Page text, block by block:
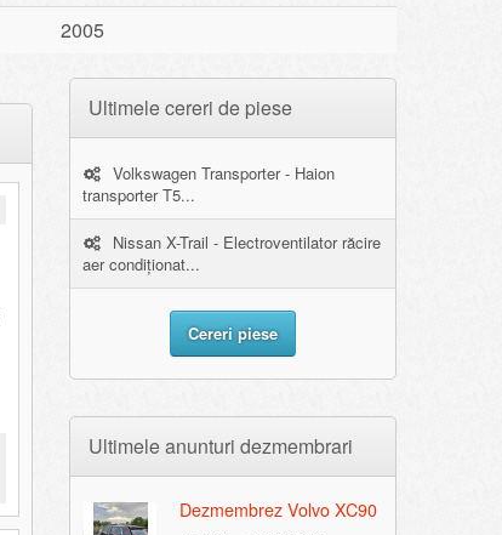
2005
Ultimele cereri de piese
Volkswagen Transporter - Haion
transporter T5...
Nissan X-Trail - Electroventilator răcire
aer condiționat...
Cereri piese
Ultimele anunturi dezmembrari
Dezmembrez Volvo XC90